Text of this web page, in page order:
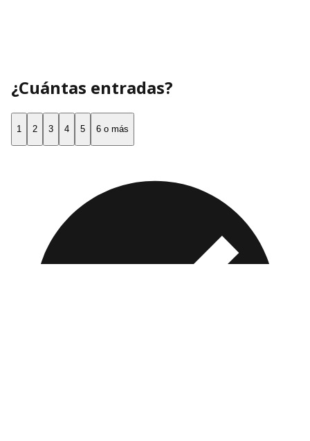
¿Cuántas entradas?
1 2 3 4 5 6 o más